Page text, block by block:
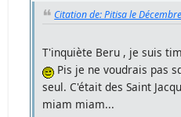
Citation de: Pitisa le
T'inquiète Beru , je suis
Pis je ne voudrais pas
seul. C'était des Saint
miam miam...